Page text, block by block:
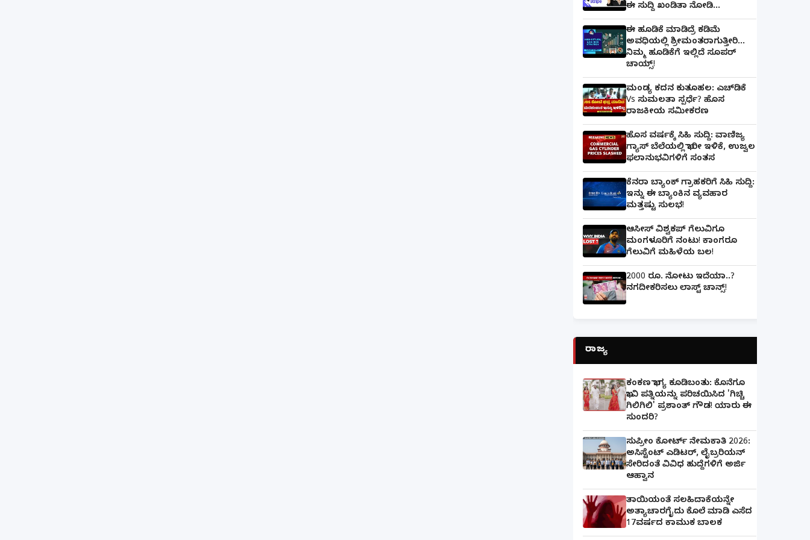
ಈ ಸುದ್ದಿ ಖಂಡಿತಾ ನೋಡಿ...
ಈ ಹೂಡಿಕೆ ಮಾಡಿದ್ರೆ ಕಡಿಮೆ
ಅವಧಿಯಲ್ಲಿ ಶ್ರೀಮಂತರಾಗುತ್ತೀರಿ...
ನಿಮ್ಮ ಹೂಡಿಕೆಗೆ ಇಲ್ಲಿದೆ ಸೂಪರ್
ಚಾಯ್ಸ್‌!
ಮಂಡ್ಯ ಕದನ ಕುತೂಹಲ: ಎಚ್‌ಡಿಕೆ
Vs ಸುಮಲತಾ ಸ್ಪರ್ಧೆ? ಹೊಸ
ರಾಜಕೀಯ ಸಮೀಕರಣ
ಹೊಸ ವರ್ಷಕ್ಕೆ ಸಿಹಿ ಸುದ್ದಿ: ವಾಣಿಜ್ಯ
ಗ್ಯಾಸ್‌ ಬೆಲೆಯಲ್ಲಿ ಭಾರೀ ಇಳಿಕೆ, ಉಜ್ವಲ
ಫಲಾನುಭವಿಗಳಿಗೆ ಸಂತಸ
ಕೆನರಾ ಬ್ಯಾಂಕ್‌ ಗ್ರಾಹಕರಿಗೆ ಸಿಹಿ ಸುದ್ದಿ:
ಇನ್ನು ಈ ಬ್ಯಾಂಕಿನ ವ್ಯವಹಾರ
ಮತ್ತಷ್ಟು ಸುಲಭ!
ಆಸೀಸ್ ವಿಶ್ವಕಪ್ ಗೆಲುವಿಗೂ
ಮಂಗಳೂರಿಗೆ ನಂಟು! ಕಾಂಗರೂ
ಗೆಲುವಿಗೆ ಮಹಿಳೆಯ ಬಲ!
2000 ರೂ. ನೋಟು ಇದೆಯಾ..?
ನಗದೀಕರಿಸಲು ಲಾಸ್ಟ್‌ ಚಾನ್ಸ್‌!
ರಾಜ್ಯ
ಕಂಕಣ ಭಾಗ್ಯ ಕೂಡಿಬಂತು: ಕೊನೆಗೂ
ಭಾವಿ ಪತ್ನಿಯನ್ನು ಪರಿಚಯಿಸಿದ 'ಗಿಚ್ಚಿ
ಗಿಲಿಗಿಲಿ' ಪ್ರಶಾಂತ್ ಗೌಡ! ಯಾರು ಈ
ಸುಂದರಿ?
ಸುಪ್ರೀಂ ಕೋರ್ಟ್ ನೇಮಕಾತಿ 2026:
ಅಸಿಸ್ಟೆಂಟ್ ಎಡಿಟರ್, ಲೈಬ್ರರಿಯನ್
ಸೇರಿದಂತೆ ವಿವಿಧ ಹುದ್ದೆಗಳಿಗೆ ಅರ್ಜಿ
ಆಹ್ವಾನ
ತಾಯಿಯಂತೆ ಸಲಹಿದಾಕೆಯನ್ನೇ
ಅತ್ಯಾಚಾರಗೈದು ಕೊಲೆ ಮಾಡಿ ಎಸೆದ
17ವರ್ಷದ ಕಾಮುಕ ಬಾಲಕ